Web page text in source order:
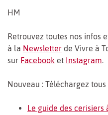
HM
Retrouvez toutes nos infos
à la Newsletter de Vivre à
sur Facebook et Instagram.
Nouveau : Téléchargez tous
Le guide des cerisiers